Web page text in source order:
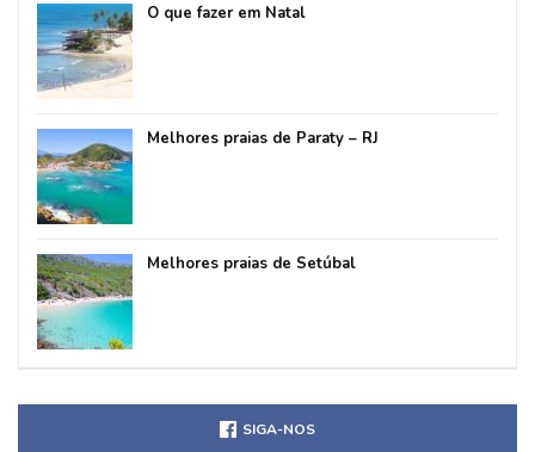
O que fazer em Natal
Melhores praias de Paraty – RJ
Melhores praias de Setúbal
SIGA-NOS